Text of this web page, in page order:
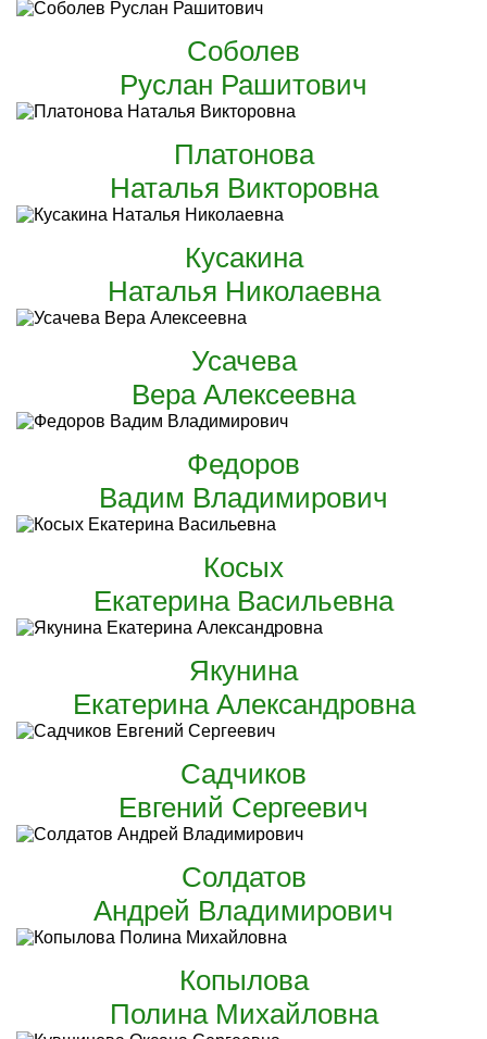
Соболев
Руслан Рашитович
Платонова
Наталья Викторовна
Кусакина
Наталья Николаевна
Усачева
Вера Алексеевна
Федоров
Вадим Владимирович
Косых
Екатерина Васильевна
Якунина
Екатерина Александровна
Садчиков
Евгений Сергеевич
Солдатов
Андрей Владимирович
Копылова
Полина Михайловна